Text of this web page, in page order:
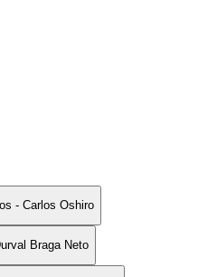
- Carlos Oshiro
Braga Neto